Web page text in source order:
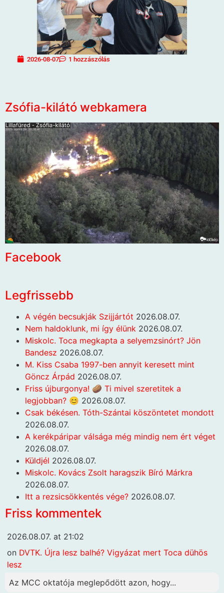
2026-08-07 1 hozzászólás
Zsófia-kilátó webkamera
Facebook
Legfrissebb
A végén becsukják Szijjártót 2026.08.07.
Nem haldoklunk, mi így élünk 2026.08.07.
Miskolc. Toca megkapta a selyemzsinórt? Jön
Bandesz 2026.08.07.
M. Kiss Csaba 1997-ben annyit keresett mint
Göncz Árpád 2026.08.07.
Friss újburgonya! 🥔 Ti mivel szeretitek a
legjobban? 😊 2026.08.07.
Csak békésen. Tóth-Szántai köszöntetet mondott
2026.08.07.
A kerékpáripar válsága még mindig nem ért véget
2026.08.07.
Küldjél 2026.08.07.
Miskolc. Kovács Zsolt haragszik Bíró Márkra
2026.08.07.
Itt a rezsicsökkentés vége? 2026.08.07.
Friss kommentek
2026.08.07. at 21:02
on DVTK. Újra lesz balhé? Vigyázat mert Toca dühös
lesz
Az MCC oktatója meglepődött azon, hogy...